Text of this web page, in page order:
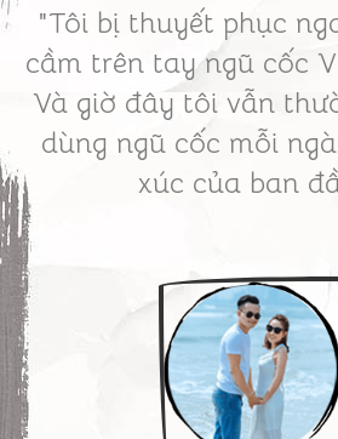
"Tôi bị thuyết phục
cầm trên tay ngũ cốc
Và giờ đây tôi vẫn
dùng ngũ cốc mỗi
xúc của ban